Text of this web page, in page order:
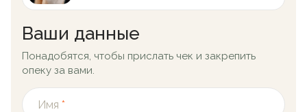
Ваши данные
Понадобятся, чтобы прислать чек и закрепить
опеку за вами.
Имя *